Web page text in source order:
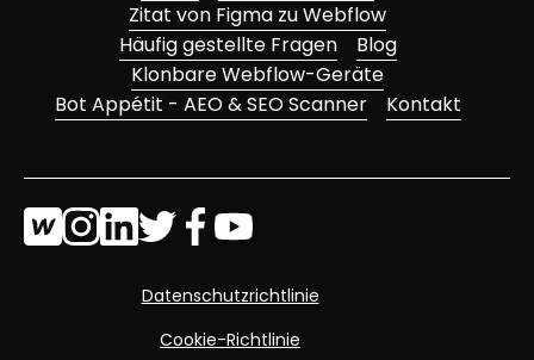
Zitat von Figma zu Webflow
Häufig gestellte Fragen
Blog
Klonbare Webflow-Geräte
Bot Appétit - AEO & SEO Scanner
Kontakt
Datenschutzrichtlinie
Cookie-Richtlinie